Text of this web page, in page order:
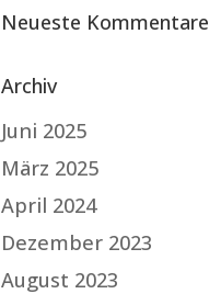
Neueste Kommentare
Archiv
Juni 2025
März 2025
April 2024
Dezember 2023
August 2023